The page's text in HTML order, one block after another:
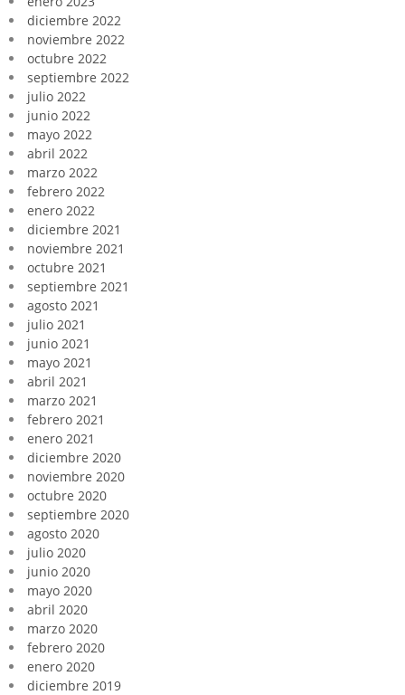
diciembre 2022
noviembre 2022
octubre 2022
septiembre 2022
julio 2022
junio 2022
mayo 2022
abril 2022
marzo 2022
febrero 2022
enero 2022
diciembre 2021
noviembre 2021
octubre 2021
septiembre 2021
agosto 2021
julio 2021
junio 2021
mayo 2021
abril 2021
marzo 2021
febrero 2021
enero 2021
diciembre 2020
noviembre 2020
octubre 2020
septiembre 2020
agosto 2020
julio 2020
junio 2020
mayo 2020
abril 2020
marzo 2020
febrero 2020
enero 2020
diciembre 2019